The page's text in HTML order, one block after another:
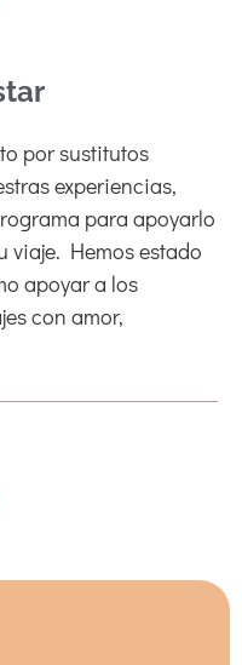
por sustitutos
experiencias,
para apoyarlo
viaje. Hemos estado
apoyar a los
con amor,